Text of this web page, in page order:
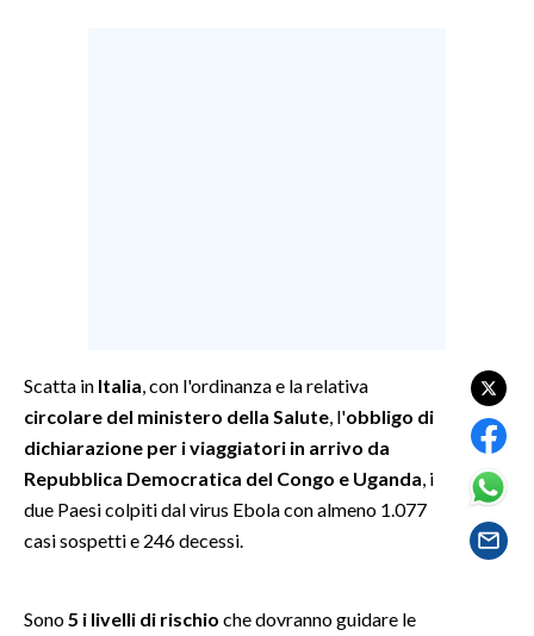
SALUTE
SARDEGNA TURISMO
Scatta in Italia , con l'ordinanza e la relativa
circolare del ministero della Salute , l'obbligo di
dichiarazione per i viaggiatori in arrivo da
Repubblica Democratica del Congo e Uganda , i
due Paesi colpiti dal virus Ebola con almeno 1.077
casi sospetti e 246 decessi.
Sono 5 i livelli di rischio che dovranno guidare le